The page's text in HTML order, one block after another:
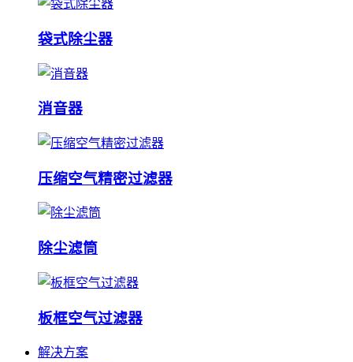
袋式除尘器
消音器
压缩空气精密过滤器
除尘滤筒
板框空气过滤器
解决方案